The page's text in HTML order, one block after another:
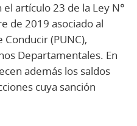
artículo 23 de la Ley N°
de 2019 asociado al
(PUNC),
Departamentales. En
además los saldos
cuya sanción